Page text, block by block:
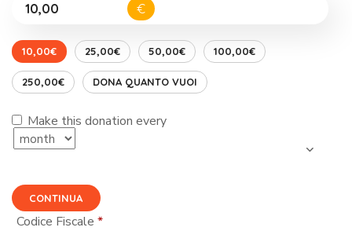
€
10,00€ 25,00€ 50,00€ 100,00€
250,00€ DONA QUANTO VUOI
Make this donation every
CONTINUA
Codice Fiscale*